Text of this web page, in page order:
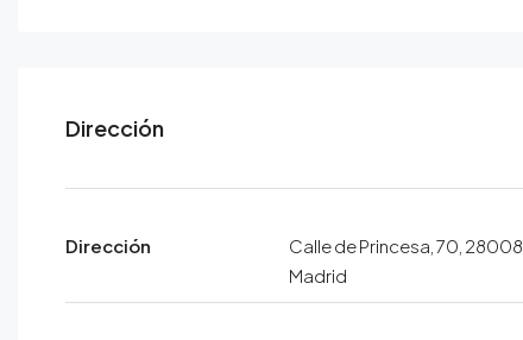
Dirección
Dirección
Calle de Princesa, 70, 28008
Madrid